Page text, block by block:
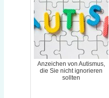
Anzeichen von Autismus,
die Sie nicht ignorieren
sollten